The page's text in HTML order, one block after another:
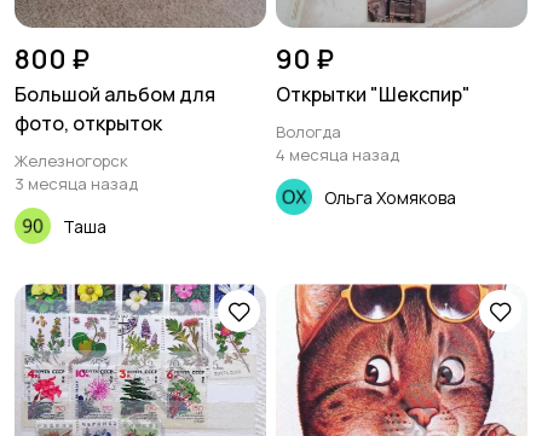
800 ₽
Большой альбом для
фото, открыток
Железногорск
3 месяца назад
Таша
90 ₽
Открытки "Шекспир"
Вологда
4 месяца назад
Ольга Хомякова